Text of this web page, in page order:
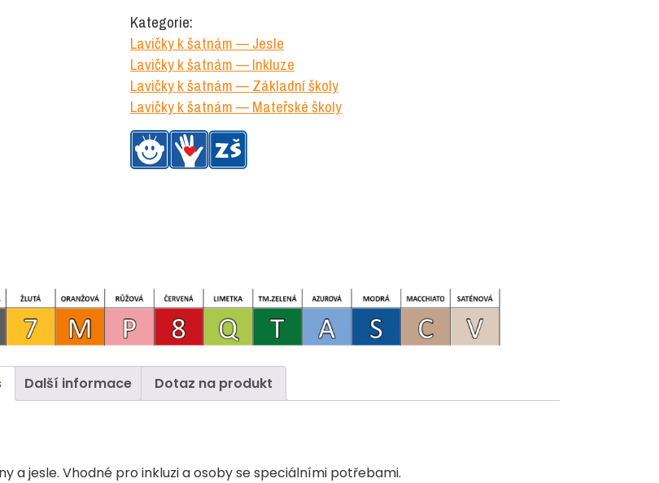
vysoká
množství
Kategorie:
Lavičky k šatnám — Jesle
Lavičky k šatnám — Inkluze
Lavičky k šatnám — Základní školy
Lavičky k šatnám — Mateřské školy
Další informace Dotaz na produkt
a jesle. Vhodné pro inkluzi a osoby se speciálními potřebami.